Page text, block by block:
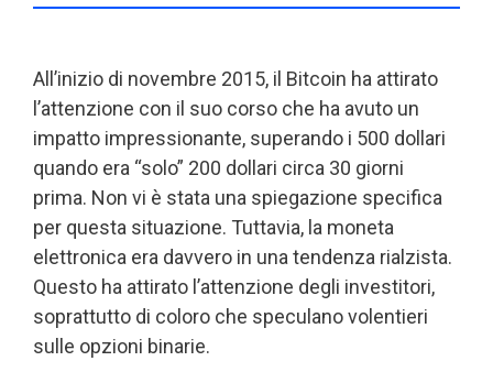
All’inizio di novembre 2015, il Bitcoin ha attirato
l’attenzione con il suo corso che ha avuto un
impatto impressionante, superando i 500 dollari
quando era “solo” 200 dollari circa 30 giorni
prima. Non vi è stata una spiegazione specifica
per questa situazione. Tuttavia, la moneta
elettronica era davvero in una tendenza rialzista.
Questo ha attirato l’attenzione degli investitori,
soprattutto di coloro che speculano volentieri
sulle opzioni binarie.